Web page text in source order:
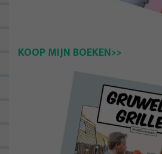
KOOP MIJN BOEKEN>>